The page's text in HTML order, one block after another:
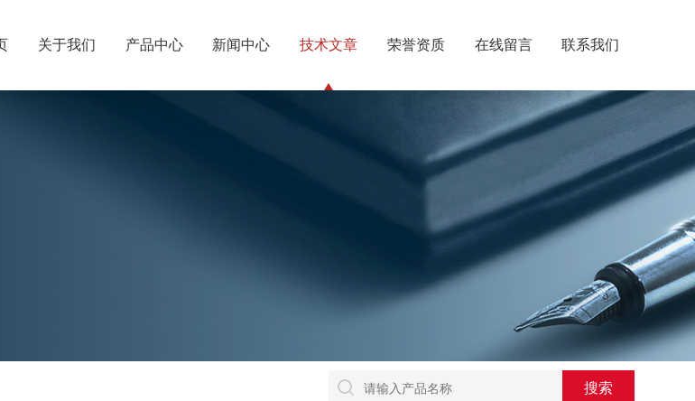
关于我们 产品中心 新闻中心 技术文章 荣誉资质 在线留言 联系我们